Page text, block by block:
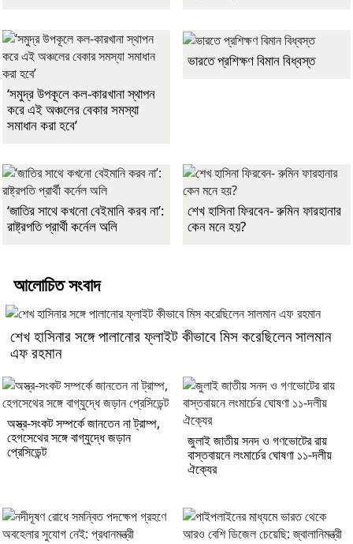
‘সমুদ্র উপকূলে কল-কারখানা স্থাপন
করে এই অঞ্চলের বেকার সমস্যা
সমাধান করা হবে’
ভারতে প্রশিক্ষণ বিমান বিধ্বস্ত
‘জাতির সাথে কখনো বেইমানি করব না’:
রাষ্ট্রপতি প্রার্থী কর্নেল অলি
শেখ হাসিনা ফিরবেন- রুমিন ফারহানার
কেন মনে হয়?
আলোচিত সংবাদ
শেখ হাসিনার সঙ্গে পালানোর ফ্লাইট কীভাবে মিস করেছিলেন সালমান
এফ রহমান
অস্ত্র-সংকট সম্পর্কে জানতেন না ট্রাম্প,
হেগসেথের সঙ্গে বাগ্‌যুদ্ধে জড়ান
প্রেসিডেন্ট
জুলাই জাতীয় সনদ ও গণভোটের রায়
বাস্তবায়নে লংমার্চের ঘোষণা ১১-দলীয়
ঐক্যের